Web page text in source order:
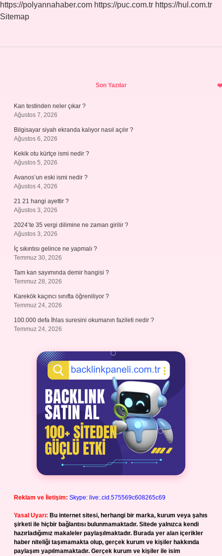
https://polyannahaber.com https://puc.com.tr https://hul.com.tr
Sitemap
Son Yazılar
Kan testinden neler çıkar ?
Ağustos 7, 2026
Bilgisayar siyah ekranda kalıyor nasıl açılır ?
Ağustos 6, 2026
Kekik otu kürtçe ismi nedir ?
Ağustos 5, 2026
Avanos’un eski ismi nedir ?
Ağustos 4, 2026
21 21 hangi ayettir ?
Ağustos 3, 2026
2024’te 35 vergi dilimine ne zaman girilir ?
Ağustos 3, 2026
İç sıkıntısı gelince ne yapmalı ?
Temmuz 30, 2026
Tam kan sayımında demir hangisi ?
Temmuz 28, 2026
Karekök kaçıncı sınıfta öğreniliyor ?
Temmuz 24, 2026
100.000 defa İhlas suresini okumanın fazileti nedir ?
Temmuz 24, 2026
Reklam ve İletişim: Skype: live:.cid.575569c608265c69
Yasal Uyarı: Bu internet sitesi, herhangi bir marka, kurum veya şahıs
şirketi ile hiçbir bağlantısı bulunmamaktadır. Sitede yalnızca kendi
hazırladığımız makaleler paylaşılmaktadır. Burada yer alan içerikler
haber niteliği taşımamakta olup, gerçek kurum ve kişiler hakkında
paylaşım yapılmamaktadır. Gerçek kurum ve kişiler ile isim